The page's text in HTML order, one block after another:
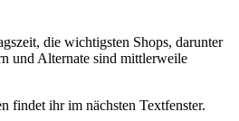
die wichtigsten Shops, darunter
und Alternate sind mittlerweile
findet ihr im nächsten Textfenster.